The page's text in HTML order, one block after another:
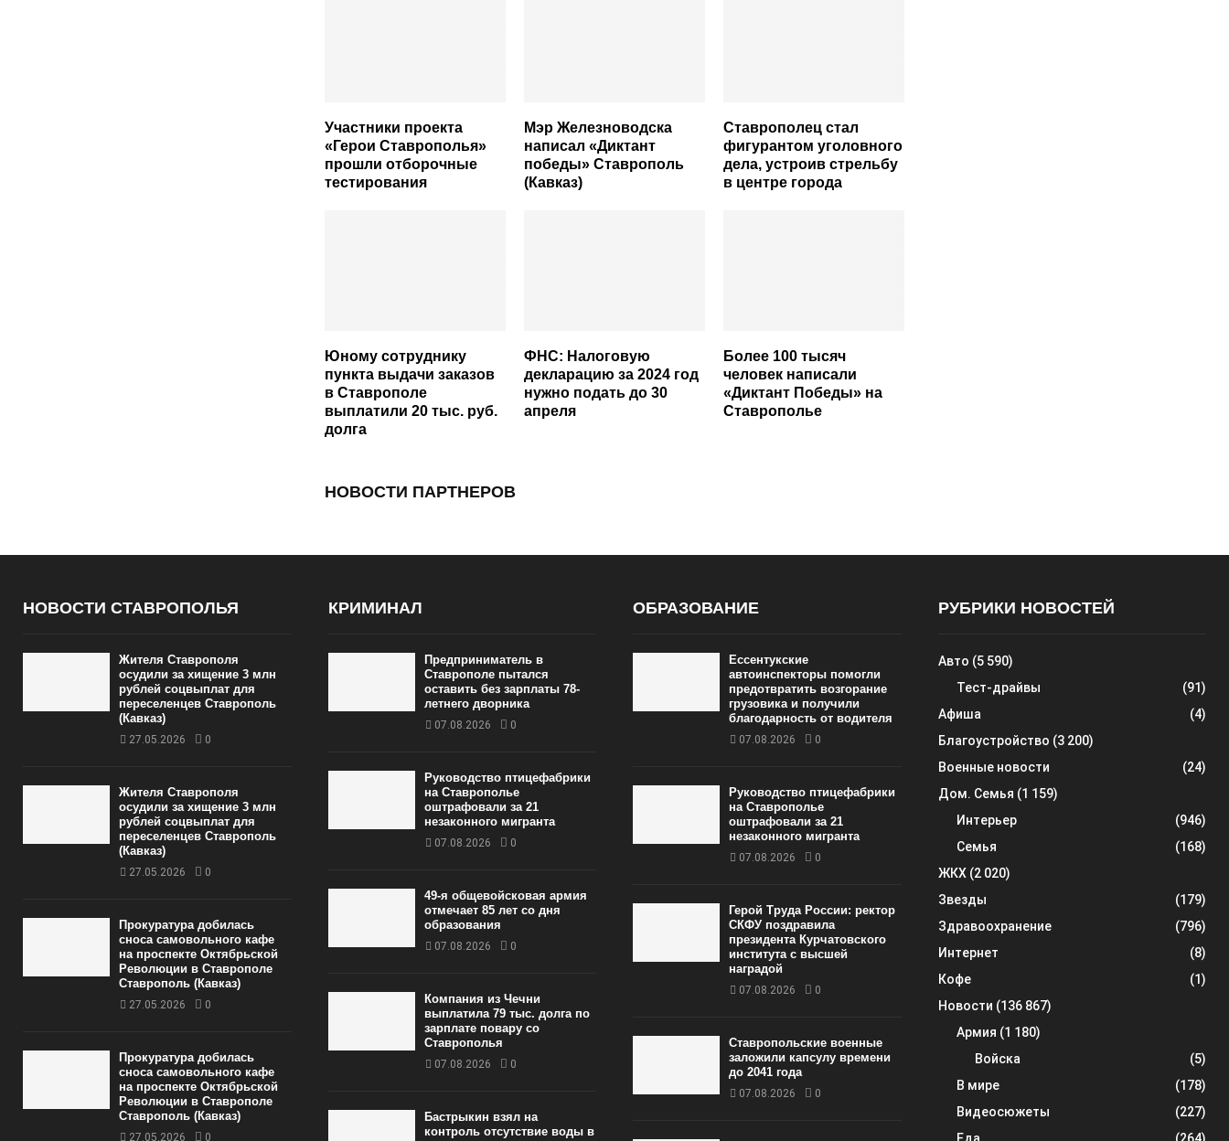
Участники проекта
«Герои Ставрополья»
прошли отборочные
тестирования
Мэр Железноводска
написал «Диктант
победы» Ставрополь
(Кавказ)
Ставрополец стал
фигурантом уголовного
дела, устроив стрельбу
в центре города
Юному сотруднику
пункта выдачи заказов
в Ставрополе
выплатили 20 тыс. руб.
долга
ФНС: Налоговую
декларацию за 2024 год
нужно подать до 30
апреля
Более 100 тысяч
человек написали
«Диктант Победы» на
Ставрополье
НОВОСТИ ПАРТНЕРОВ
НОВОСТИ СТАВРОПОЛЬЯ
Жителя Ставрополя
осудили за хищение 3 млн
рублей соцвыплат для
переселенцев Ставрополь
(Кавказ)
27.05.2026 0
Жителя Ставрополя
осудили за хищение 3 млн
рублей соцвыплат для
переселенцев Ставрополь
(Кавказ)
27.05.2026 0
Прокуратура добилась
сноса самовольного кафе
на проспекте Октябрьской
Революции в Ставрополе
Ставрополь (Кавказ)
27.05.2026 0
Прокуратура добилась
сноса самовольного кафе
на проспекте Октябрьской
Революции в Ставрополе
Ставрополь (Кавказ)
27.05.2026 0
КРИМИНАЛ
Предприниматель в
Ставрополе пытался
оставить без зарплаты 78-
летнего дворника
07.08.2026 0
Руководство птицефабрики
на Ставрополье
оштрафовали за 21
незаконного мигранта
07.08.2026 0
49‑я общевойсковая армия
отмечает 85 лет со дня
образования
07.08.2026 0
Компания из Чечни
выплатила 79 тыс. долга по
зарплате повару со
Ставрополья
07.08.2026 0
Бастрыкин взял на
контроль отсутствие воды в
ОБРАЗОВАНИЕ
Ессентукские
автоинспекторы помогли
предотвратить возгорание
грузовика и получили
благодарность от водителя
07.08.2026 0
Руководство птицефабрики
на Ставрополье
оштрафовали за 21
незаконного мигранта
07.08.2026 0
Герой Труда России: ректор
СКФУ поздравила
президента Курчатовского
института с высшей
наградой
07.08.2026 0
Ставропольские военные
заложили капсулу времени
до 2041 года
07.08.2026 0
РУБРИКИ НОВОСТЕЙ
Авто (5 590)
Тест-драйвы
(91)
Афиша
(4)
Благоустройство (3 200)
Военные новости
(24)
Дом. Семья (1 159)
Интерьер
(946)
Семья
(168)
ЖКХ(2 020)
Звезды
(179)
Здравоохранение
(796)
Интернет
(8)
Кофе
(1)
Новости (136 867)
Армия (1 180)
Войска
(5)
В мире
(178)
Видеосюжеты
(227)